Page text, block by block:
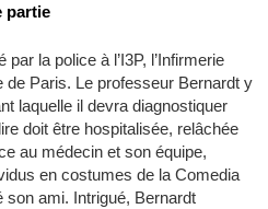
partie
la police à l’I3P, l’Infirmerie
de Paris. Le professeur Bernardt y
laquelle il devra diagnostiquer
doit être hospitalisée, relâchée
au médecin et son équipe,
en costumes de la Comedia
son ami. Intrigué, Bernardt